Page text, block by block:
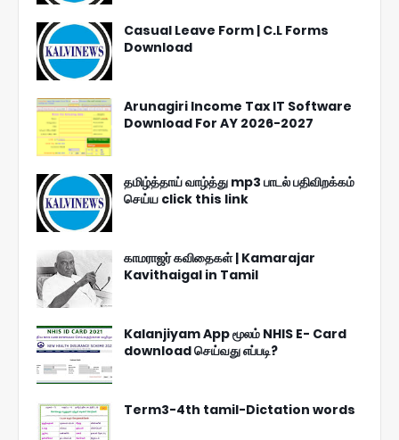
Casual Leave Form | C.L Forms
Download
Arunagiri Income Tax IT Software
Download For AY 2026-2027
தமிழ்த்தாய் வாழ்த்து mp3 பாடல் பதிவிறக்கம்
செய்ய click this link
காமராஜர் கவிதைகள் | Kamarajar
Kavithaigal in Tamil
Kalanjiyam App மூலம் NHIS E- Card
download செய்வது எப்படி?
Term3-4th tamil-Dictation words